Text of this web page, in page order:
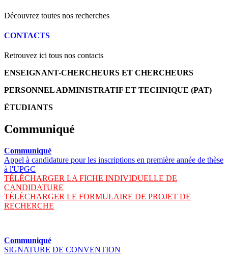
Découvrez toutes nos recherches
CONTACTS
Retrouvez ici tous nos contacts
ENSEIGNANT-CHERCHEURS ET CHERCHEURS
PERSONNEL ADMINISTRATIF ET TECHNIQUE (PAT)
ÉTUDIANTS
Communiqué
Communiqué
Appel à candidature pour les inscriptions en première année de thèse
à l'UPGC
TÉLÉCHARGER LA FICHE INDIVIDUELLE DE
CANDIDATURE
TÉLÉCHARGER LE FORMULAIRE DE PROJET DE
RECHERCHE
Communiqué
SIGNATURE DE CONVENTION